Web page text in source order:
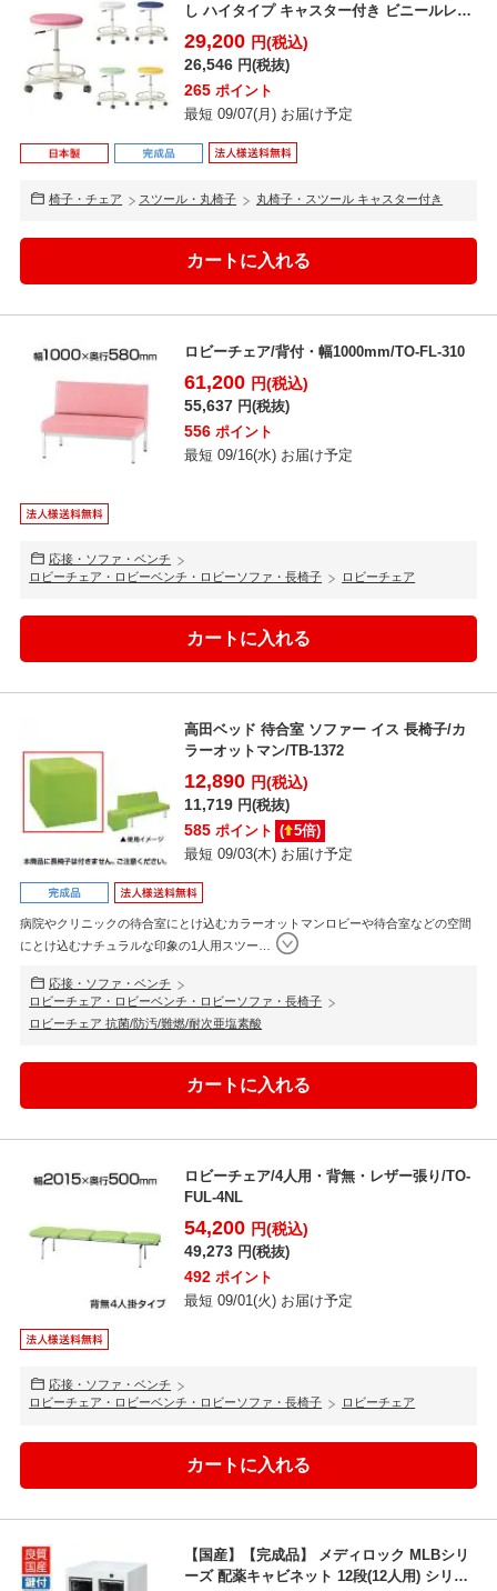
し ハイタイプ キャスター付き ビニールレザ
ー張り 抗...
29,200 円(税込)
26,546 円(税抜)
265 ポイント
最短 09/07(月) お届け予定
椅子・チェア スツール・丸椅子 丸椅子・スツール キャスター付き
ロビーチェア/背付・幅1000mm/TO-FL-310
61,200 円(税込)
55,637 円(税抜)
556 ポイント
最短 09/16(水) お届け予定
応接・ソファ・ベンチ
ロビーチェア・ロビーベンチ・ロビーソファ・長椅子
ロビーチェア
高田ベッド 待合室 ソファー イス 長椅子/カ
ラーオットマン/TB-1372
12,890 円(税込)
11,719 円(税抜)
585 ポイント ( 5倍)
最短 09/03(木) お届け予定
病院やクリニックの待合室にとけ込むカラーオットマンロビーや待合室などの空間
にとけ込むナチュラルな印象の1人用スツー
応接・ソファ・ベンチ
ロビーチェア・ロビーベンチ・ロビーソファ・長椅子
ロビーチェア 抗菌/防汚/難燃/耐次亜塩素酸
ロビーチェア/4人用・背無・レザー張り/TO-
FUL-4NL
54,200 円(税込)
49,273 円(税抜)
492 ポイント
最短 09/01(火) お届け予定
応接・ソファ・ベンチ
ロビーチェア・ロビーベンチ・ロビーソファ・長椅子
ロビーチェア
【国産】【完成品】 メディロック MLBシリ
ーズ 配薬キャビネット 12段(12人用) シリン